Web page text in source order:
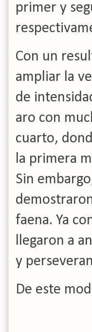
primer y
Con un
ampliar la
de
aro con
cuarto,
la primera
Sin
faena. Ya
llegaron a
y
De este